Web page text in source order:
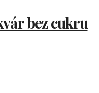
bez cukru